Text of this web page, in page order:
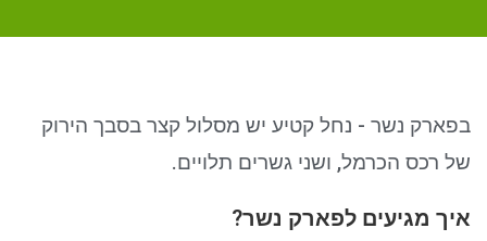
סמן קישורים
בפארק נשר - נחל קטיע יש מסלול קצר בסבך הירוק
של רכס הכרמל, ושני גשרים תלויים.
איך מגיעים לפארק נשר?